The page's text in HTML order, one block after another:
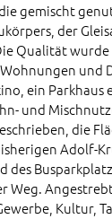
gemischt
der
Qualität
und
ein
und
die
Adolf-
Weg.
Kultur,